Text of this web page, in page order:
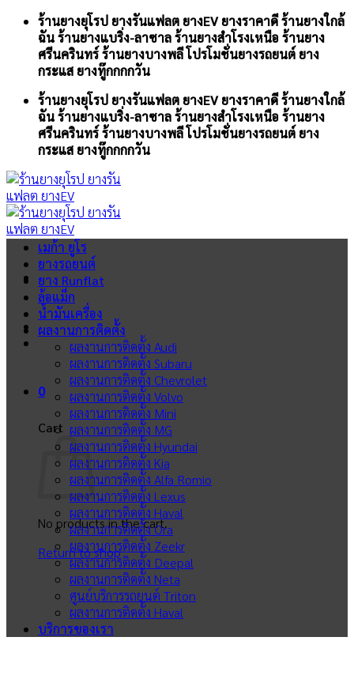
Skip
content
ร้านยางยุโรป ยางรันแฟลต ยางEV ยางราคาดี ร้านยางใกล้
ฉัน ร้านยางแบริ่ง-ลาซาล ร้านยางสำโรงเหนือ ร้านยาง
ศรีนครินทร์ ร้านยางบางพลี โปรโมชั่นยางรถยนต์ ยาง
กระแส ยางทู๊กกกกวัน
ร้านยางยุโรป ยางรันแฟลต ยางEV ยางราคาดี ร้านยางใกล้
ฉัน ร้านยางแบริ่ง-ลาซาล ร้านยางสำโรงเหนือ ร้านยาง
ศรีนครินทร์ ร้านยางบางพลี โปรโมชั่นยางรถยนต์ ยาง
กระแส ยางทู๊กกกกวัน
0
Cart
No products in the cart.
Return to shop
เมก้า ยูโร
ยางรถยนต์
ยาง Runflat
ล้อแม็ก
น้ำมันเครื่อง
ผลงานการติดตั้ง
ผลงานการติดตั้ง Audi
ผลงานการติดตั้ง Subaru
ผลงานการติดตั้ง Chevrolet
ผลงานการติดตั้ง Volvo
ผลงานการติดตั้ง Mini
ผลงานการติดตั้ง MG
ผลงานการติดตั้ง Hyundai
ผลงานการติดตั้ง Kia
ผลงานการติดตั้ง Alfa Romio
ผลงานการติดตั้ง Lexus
ผลงานการติดตั้ง Haval
ผลงานการติดตั้ง Ora
ผลงานการติดตั้ง Zeekr
ผลงานการติดตั้ง Deepal
ผลงานการติดตั้ง Neta
ศูนย์บริการรถยนต์ Triton
ผลงานการติดตั้ง Haval
บริการของเรา